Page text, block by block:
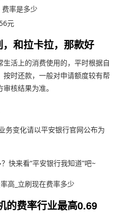
率是多少
元
和拉卡拉，那款好
活上的消费使用的，平时根据自
时还款，一般对申请额度较有帮
核结果为准。
务变化请以平安银行官网公布为
快来看“平安银行我知道”吧~
的费率行业最高0.69